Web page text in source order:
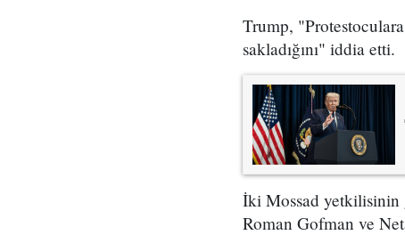
Trump,
sakladığını" iddia etti.
İki Mossad yetkilisinin
Roman Gofman ve